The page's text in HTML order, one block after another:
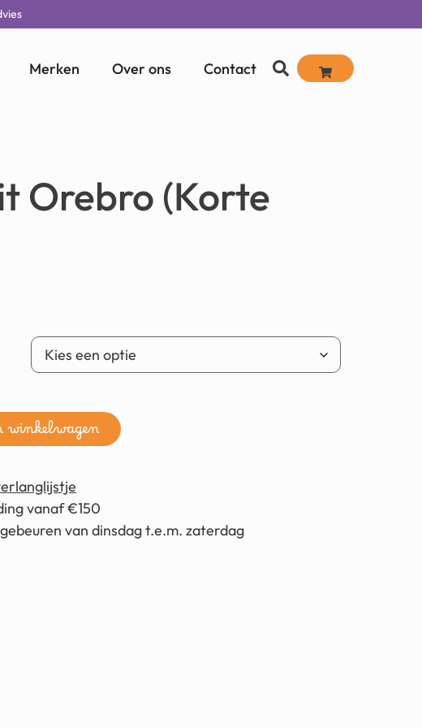
Merken Over ons Contact
Orebro (Korte
winkelwagen
vanaf €150
van dinsdag t.e.m. zaterdag